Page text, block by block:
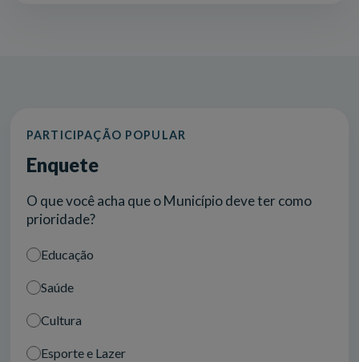
PARTICIPAÇÃO POPULAR
Enquete
O que você acha que o Município deve ter como
prioridade?
Educação
Saúde
Cultura
Esporte e Lazer